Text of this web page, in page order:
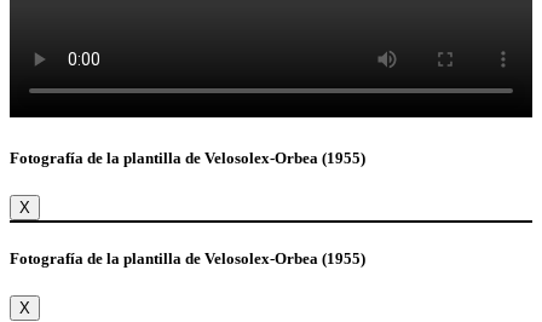
Fotografía de la plantilla de Velosolex-Orbea (1955)
X
Fotografía de la plantilla de Velosolex-Orbea (1955)
X